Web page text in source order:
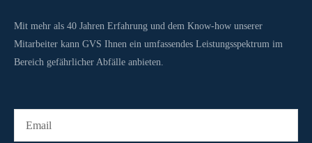
Mit mehr als 40 Jahren Erfahrung und dem Know-how unserer
Mitarbeiter kann GVS Ihnen ein umfassendes Leistungsspektrum im
Bereich gefährlicher Abfälle anbieten.